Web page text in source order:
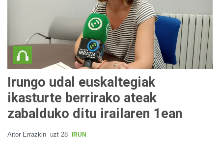
Irungo udal euskaltegiak
ikasturte berrirako ateak
zabalduko ditu irailaren 1ean
Aitor Errazkin uzt 28 IRUN